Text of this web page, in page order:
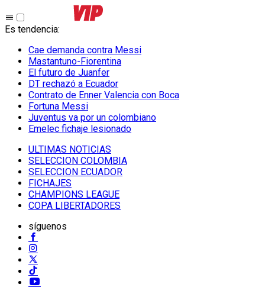
Es tendencia:
Cae demanda contra Messi
Mastantuno-Fiorentina
El futuro de Juanfer
DT rechazó a Ecuador
Contrato de Enner Valencia con Boca
Fortuna Messi
Juventus va por un colombiano
Emelec fichaje lesionado
ULTIMAS NOTICIAS
SELECCION COLOMBIA
SELECCION ECUADOR
FICHAJES
CHAMPIONS LEAGUE
COPA LIBERTADORES
síguenos